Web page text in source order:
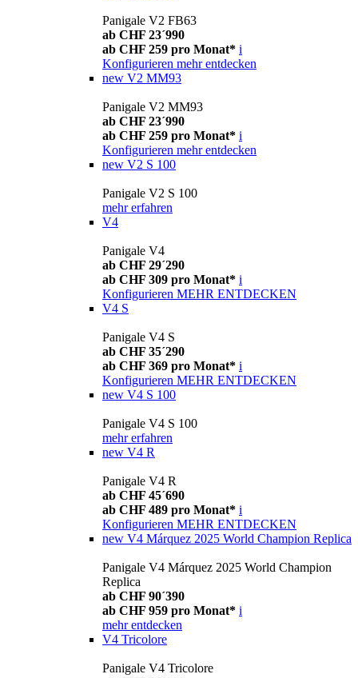
Panigale V2 FB63
ab CHF 23´990
ab CHF 259 pro Monat* i
Konfigurieren mehr entdecken
new V2 MM93
Panigale V2 MM93
ab CHF 23´990
ab CHF 259 pro Monat* i
Konfigurieren mehr entdecken
new V2 S 100
Panigale V2 S 100
mehr erfahren
V4
Panigale V4
ab CHF 29´290
ab CHF 309 pro Monat* i
Konfigurieren MEHR ENTDECKEN
V4 S
Panigale V4 S
ab CHF 35´290
ab CHF 369 pro Monat* i
Konfigurieren MEHR ENTDECKEN
new V4 S 100
Panigale V4 S 100
mehr erfahren
new V4 R
Panigale V4 R
ab CHF 45´690
ab CHF 489 pro Monat* i
Konfigurieren MEHR ENTDECKEN
new V4 Márquez 2025 World Champion Replica
Panigale V4 Márquez 2025 World Champion
Replica
ab CHF 90´390
ab CHF 959 pro Monat* i
mehr entdecken
V4 Tricolore
Panigale V4 Tricolore